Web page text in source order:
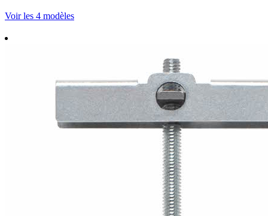
Voir les 4 modèles